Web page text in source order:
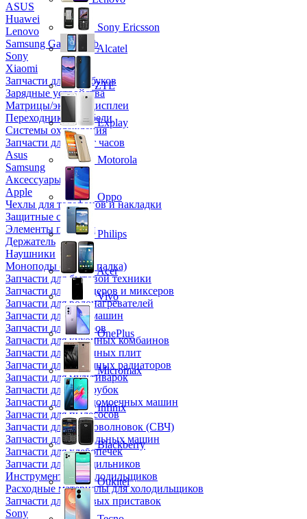
ASUS
Huawei
Lenovo
Samsung Galaxy Tab
Sony
Xiaomi
Запчасти для ноутбуков
Зарядные устройства
Матрицы/экраны/дисплеи
Переходники и кабели
Системы охлаждения
Запчасти для смарт часов
Asus
Samsung
Аксессуары
Apple
Чехлы для телефонов и накладки
Защитные стекла
Элементы питания
Держатель
Наушники
Моноподы (Селфи палка)
Запчасти для бытовой техники
Запчасти для блендеров и миксеров
Запчасти для водонагревателей
Запчасти для кофемашин
Запчасти для кулеров
Запчасти для кухонных комбаинов
Запчасти для кухонных плит
Запчасти для масляных радиаторов
Запчасти для мультиварок
Запчасти для мясорубок
Запчасти для посудомоечных машин
Запчасти для пылесосов
Запчасти для микроволновок (СВЧ)
Запчасти для стиральных машин
Запчасти для хлебопечек
Запчасти для холодильников
Инструмент для холодильщиков
Расходные материалы для холодильщиков
Запчасти для игровых приставок
Sony
Sony Ericsson
Alcatel
ZTE
Explay
Motorola
Oppo
Philips
Acer
Vivo
OnePlus
Micromax
Infinix
Blackberry
Oukitel